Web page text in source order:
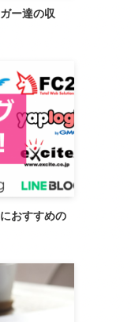
ー達の収
おすすめの